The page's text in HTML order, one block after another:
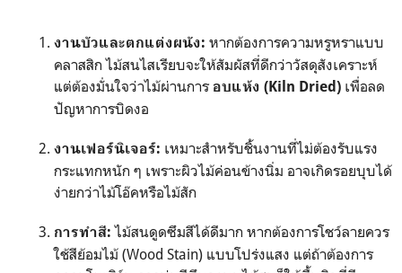
งานบัวและตกแต่งผนัง: หากต้องการความหรูหราแบบ
คลาสสิก ไม้สนไสเรียบจะให้สัมผัสที่ดีกว่าวัสดุสังเคราะห์
แต่ต้องมั่นใจว่าไม้ผ่านการ อบแห้ง (Kiln Dried) เพื่อลด
ปัญหาการบิดงอ
งานเฟอร์นิเจอร์: เหมาะสำหรับชิ้นงานที่ไม่ต้องรับแรง
กระแทกหนัก ๆ เพราะผิวไม้ค่อนข้างนิ่ม อาจเกิดรอยบุบได้
ง่ายกว่าไม้โอ๊คหรือไม้สัก
การทำสี: ไม้สนดูดซึมสีได้ดีมาก หากต้องการโชว์ลายควร
ใช้สีย้อมไม้ (Wood Stain) แบบโปร่งแสง แต่ถ้าต้องการ